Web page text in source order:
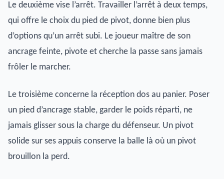
Le deuxième vise l’arrêt. Travailler l’arrêt à deux temps,
qui offre le choix du pied de pivot, donne bien plus
d’options qu’un arrêt subi. Le joueur maître de son
ancrage feinte, pivote et cherche la passe sans jamais
frôler le marcher.
Le troisième concerne la réception dos au panier. Poser
un pied d’ancrage stable, garder le poids réparti, ne
jamais glisser sous la charge du défenseur. Un pivot
solide sur ses appuis conserve la balle là où un pivot
brouillon la perd.